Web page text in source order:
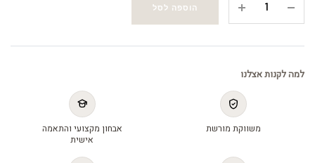
-
Perfect
Ivory
הוספה לסל
למה לקנות אצלנו
משווקת מורשת
אבחון מקצועי והתאמה
אישית